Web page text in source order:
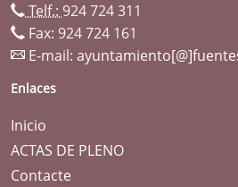
Telf.: 924 724 311
Fax: 924 724 161
E-mail:
Enlaces
Inicio
ACTAS DE PLENO
Contacte